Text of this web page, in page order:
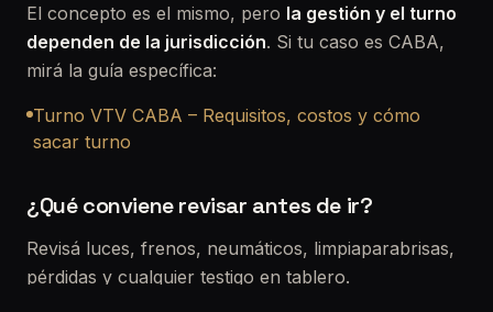
El concepto es el mismo, pero la gestión y el turno
dependen de la jurisdicción. Si tu caso es CABA,
mirá la guía específica:
Turno VTV CABA – Requisitos, costos y cómo
sacar turno
¿Qué conviene revisar antes de ir?
Revisá luces, frenos, neumáticos, limpiaparabrisas,
pérdidas y cualquier testigo en tablero.